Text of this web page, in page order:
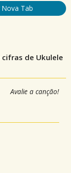
Nova Tab
cifras de Ukulele
Avalie a canção!